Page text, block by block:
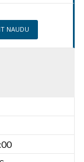
NAUDU